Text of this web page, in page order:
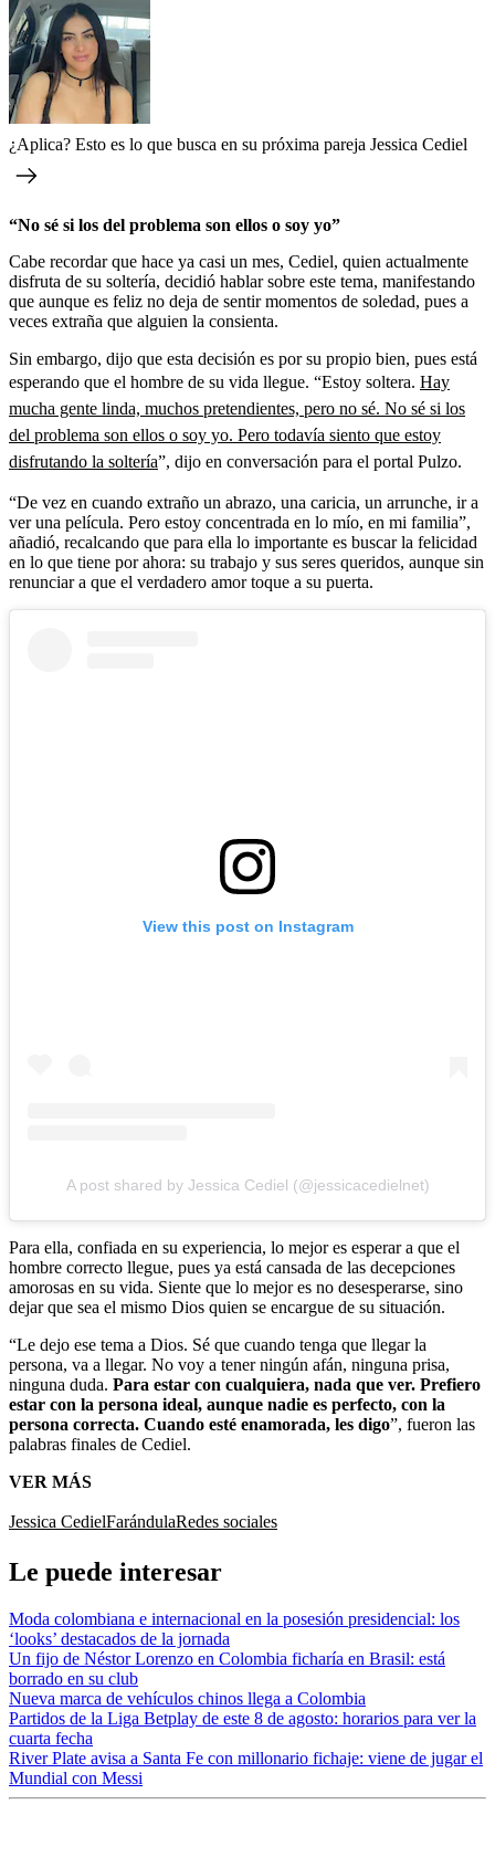
¿Aplica? Esto es lo que busca en su próxima pareja Jessica Cediel
“No sé si los del problema son ellos o soy yo”
Cabe recordar que hace ya casi un mes, Cediel, quien actualmente
disfruta de su soltería, decidió hablar sobre este tema, manifestando
que aunque es feliz no deja de sentir momentos de soledad, pues a
veces extraña que alguien la consienta.
Sin embargo, dijo que esta decisión es por su propio bien, pues está
esperando que el hombre de su vida llegue. “Estoy soltera. Hay
mucha gente linda, muchos pretendientes, pero no sé. No sé si los
del problema son ellos o soy yo. Pero todavía siento que estoy
disfrutando la soltería”, dijo en conversación para el portal Pulzo.
“De vez en cuando extraño un abrazo, una caricia, un arrunche, ir a
ver una película. Pero estoy concentrada en lo mío, en mi familia”,
añadió, recalcando que para ella lo importante es buscar la felicidad
en lo que tiene por ahora: su trabajo y sus seres queridos, aunque sin
renunciar a que el verdadero amor toque a su puerta.
View this post on Instagram
A post shared by Jessica Cediel (@jessicacedielnet)
Para ella, confiada en su experiencia, lo mejor es esperar a que el
hombre correcto llegue, pues ya está cansada de las decepciones
amorosas en su vida. Siente que lo mejor es no desesperarse, sino
dejar que sea el mismo Dios quien se encargue de su situación.
“Le dejo ese tema a Dios. Sé que cuando tenga que llegar la
persona, va a llegar. No voy a tener ningún afán, ninguna prisa,
ninguna duda. Para estar con cualquiera, nada que ver. Prefiero
estar con la persona ideal, aunque nadie es perfecto, con la
persona correcta. Cuando esté enamorada, les digo”, fueron las
palabras finales de Cediel.
VER MÁS
Jessica CedielFarándulaRedes sociales
Le puede interesar
Moda colombiana e internacional en la posesión presidencial: los
‘looks’ destacados de la jornada
Un fijo de Néstor Lorenzo en Colombia ficharía en Brasil: está
borrado en su club
Nueva marca de vehículos chinos llega a Colombia
Partidos de la Liga Betplay de este 8 de agosto: horarios para ver la
cuarta fecha
River Plate avisa a Santa Fe con millonario fichaje: viene de jugar el
Mundial con Messi